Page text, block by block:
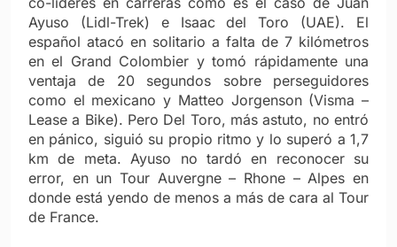
Ayuso (Lidl-Trek) e Isaac del Toro (UAE). El
español atacó en solitario a falta de 7 kilómetros
en el Grand Colombier y tomó rápidamente una
ventaja de 20 segundos sobre perseguidores
como el mexicano y Matteo Jorgenson (Visma –
Lease a Bike). Pero Del Toro, más astuto, no entró
en pánico, siguió su propio ritmo y lo superó a 1,7
km de meta. Ayuso no tardó en reconocer su
error, en un Tour Auvergne – Rhone – Alpes en
donde está yendo de menos a más de cara al Tour
de France.